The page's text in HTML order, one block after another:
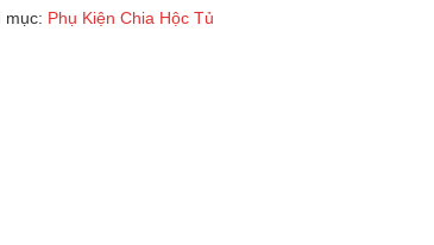
mục: Phụ Kiện Chia Hộc Tủ